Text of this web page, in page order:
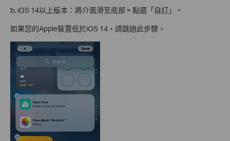
b. iOS 14以上版本：將介面滑至底部 > 點選「自訂」。
如果您的Apple裝置低於iOS 14，請跳過此步驟。